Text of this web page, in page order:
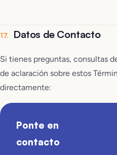
17. Datos de Contacto
Si tienes preguntas, consultas
de aclaración sobre estos
directamente:
Ponte en
contacto